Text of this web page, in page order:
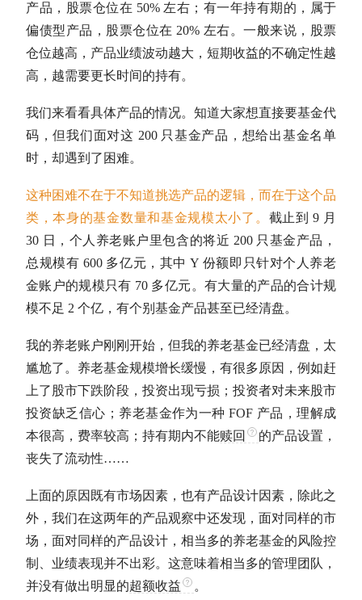
产品，股票仓位在 50% 左右；有一年持有期的，属于
偏债型产品，股票仓位在 20% 左右。一般来说，股票
仓位越高，产品业绩波动越大，短期收益的不确定性越
高，越需要更长时间的持有。
我们来看看具体产品的情况。知道大家想直接要基金代
码，但我们面对这 200 只基金产品，想给出基金名单
时，却遇到了困难。
这种困难不在于不知道挑选产品的逻辑，而在于这个品
类，本身的基金数量和基金规模太小了。 截止到 9 月
30 日，个人养老账户里包含的将近 200 只基金产品，
总规模有 600 多亿元，其中 Y 份额即只针对个人养老
金账户的规模只有 70 多亿元。有大量的产品的合计规
模不足 2 个亿，有个别基金产品甚至已经清盘。
我的养老账户刚刚开始，但我的养老基金已经清盘，太
尴尬了。养老基金规模增长缓慢，有很多原因，例如赶
上了股市下跌阶段，投资出现亏损；投资者对未来股市
投资缺乏信心；养老基金作为一种 FOF 产品，理解成
本很高，费率较高；持有期内不能赎回
的产品设置，
丧失了流动性……
上面的原因既有市场因素，也有产品设计因素，除此之
外，我们在这两年的产品观察中还发现，面对同样的市
场，面对同样的产品设计，相当多的养老基金的风险控
制、业绩表现并不出彩。这意味着相当多的管理团队，
并没有做出明显的超额收益 。